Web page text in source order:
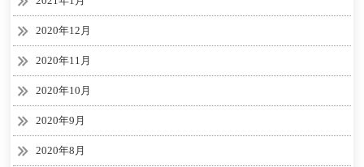
2020年12月
2020年11月
2020年10月
2020年9月
2020年8月